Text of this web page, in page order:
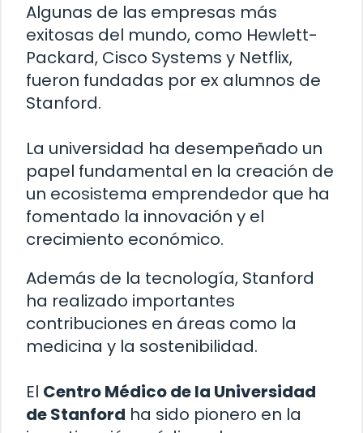
Algunas de las empresas más
exitosas del mundo, como Hewlett-
Packard, Cisco Systems y Netflix,
fueron fundadas por ex alumnos de
Stanford.
La universidad ha desempeñado un
papel fundamental en la creación de
un ecosistema emprendedor que ha
fomentado la innovación y el
crecimiento económico.
Además de la tecnología, Stanford
ha realizado importantes
contribuciones en áreas como la
medicina y la sostenibilidad.
El Centro Médico de la Universidad
de Stanford ha sido pionero en la